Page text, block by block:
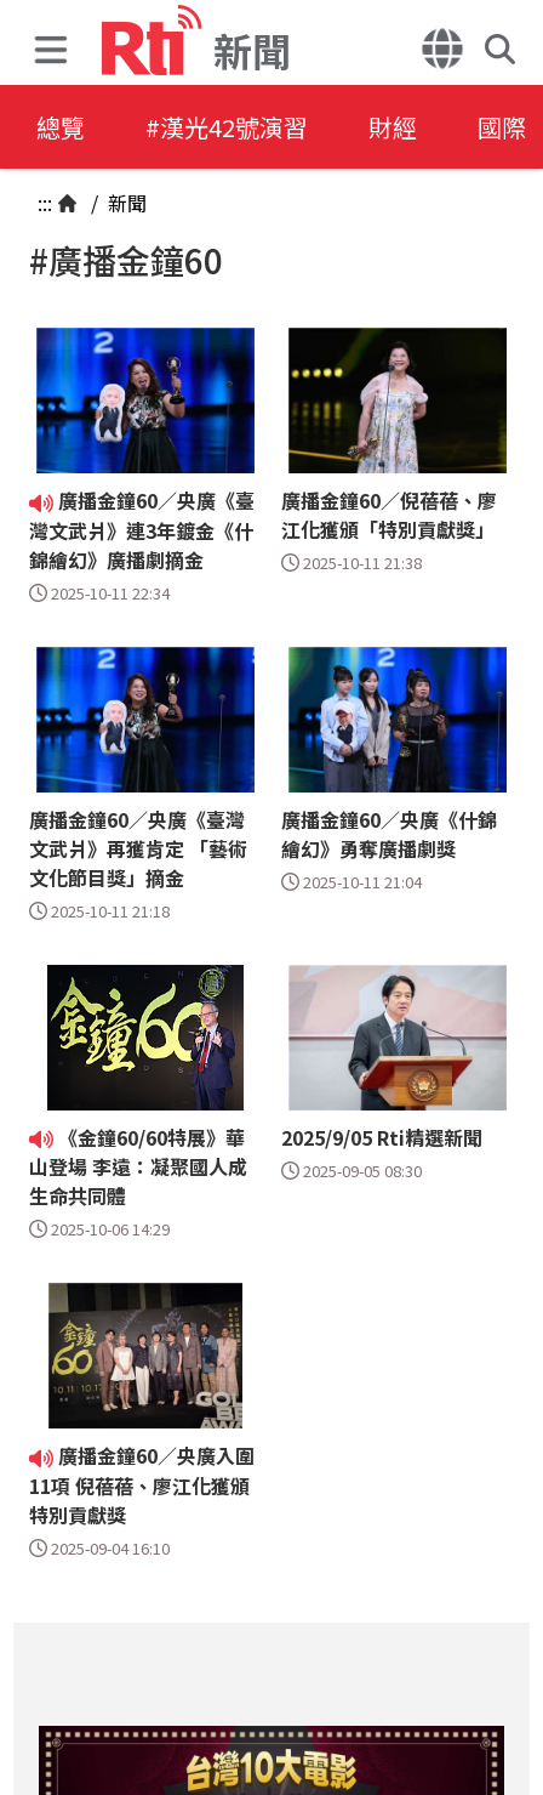
新聞
總覽 #漢光42號演習 財經 國際
::: / 新聞
#廣播金鐘60
廣播金鐘60／央廣《臺
灣文武爿》連3年鍍金《什
錦繪幻》廣播劇摘金
2025-10-11 22:34
廣播金鐘60／倪蓓蓓、廖
江化獲頒「特別貢獻獎」
2025-10-11 21:38
廣播金鐘60／央廣《臺灣
文武爿》再獲肯定 「藝術
文化節目獎」摘金
2025-10-11 21:18
廣播金鐘60／央廣《什錦
繪幻》勇奪廣播劇獎
2025-10-11 21:04
《金鐘60/60特展》華
山登場 李遠：凝聚國人成
生命共同體
2025-10-06 14:29
2025/9/05 Rti精選新聞
2025-09-05 08:30
廣播金鐘60／央廣入圍
11項 倪蓓蓓、廖江化獲頒
特別貢獻獎
2025-09-04 16:10